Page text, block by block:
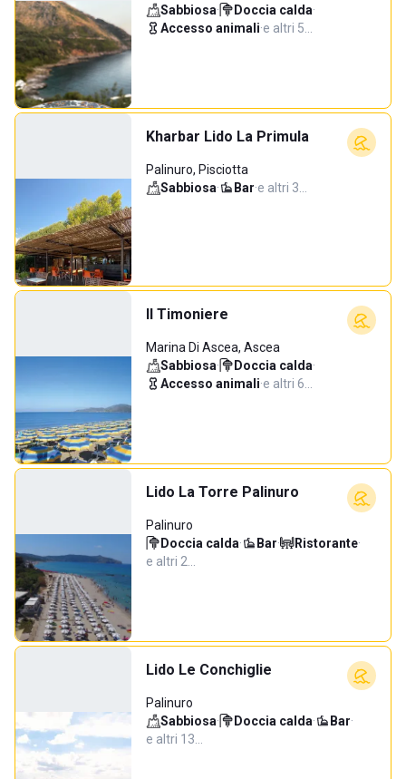
Sabbiosa· Doccia calda·
Accesso animali·e altri 5…
Kharbar Lido La Primula
Palinuro, Pisciotta
Sabbiosa· Bar·e altri 3…
Il Timoniere
Marina Di Ascea, Ascea
Sabbiosa· Doccia calda·
Accesso animali·e altri 6…
Lido La Torre Palinuro
Palinuro
Doccia calda· Bar· Ristorante·
e altri 2…
Lido Le Conchiglie
Palinuro
Sabbiosa· Doccia calda· Bar·
e altri 13…